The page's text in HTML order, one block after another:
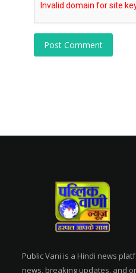
Post Comment
Public Vani is a Hindi news
news, breaking updates, and